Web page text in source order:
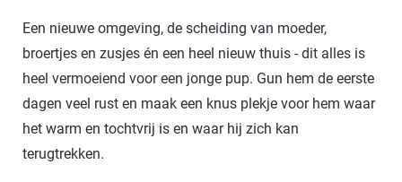
Een nieuwe omgeving, de scheiding van moeder,
broertjes en zusjes én een heel nieuw thuis - dit alles is
heel vermoeiend voor een jonge pup. Gun hem de eerste
dagen veel rust en maak een knus plekje voor hem waar
het warm en tochtvrij is en waar hij zich kan
terugtrekken.